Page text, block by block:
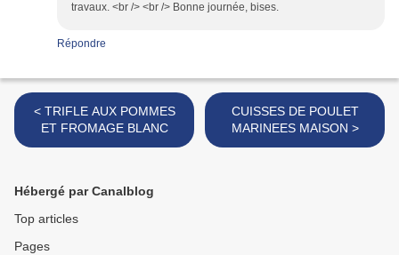
travaux. <br /> <br /> Bonne journée, bises.
Répondre
< TRIFLE AUX POMMES
ET FROMAGE BLANC
CUISSES DE POULET
MARINEES MAISON >
Hébergé par Canalblog
Top articles
Pages